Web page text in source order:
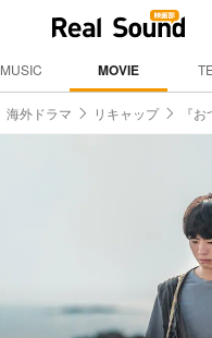
MUSIC MOVIE
海外ドラマ リキャップ 『